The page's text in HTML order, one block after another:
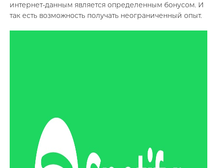
интернет-данным является определенным бонусом. И
так есть возможность получать неограниченный опыт.